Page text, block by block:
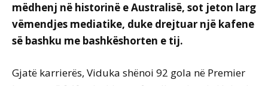
mëdhenj në historinë e Australisë, sot jeton larg
vëmendjes mediatike, duke drejtuar një kafene
së bashku me bashkëshorten e tij.
Gjatë karrierës, Viduka shënoi 92 gola në Premier